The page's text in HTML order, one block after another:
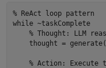
% ReAct loop pattern
while ~taskComplete
% Thought: LLM
thought =
% Action: Execute